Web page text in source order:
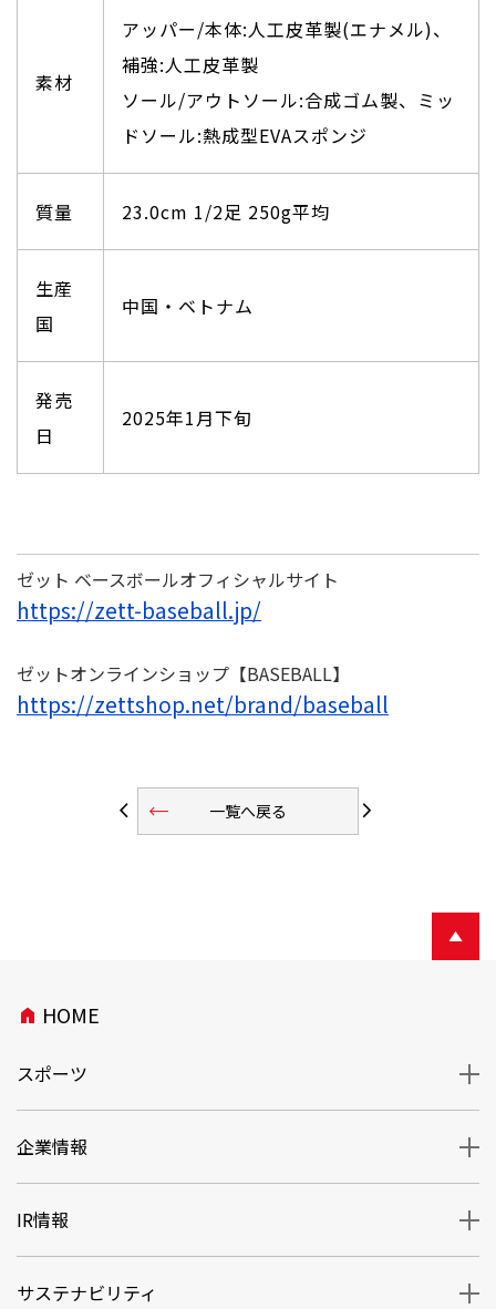
素材
アッパー/本体:人工皮革製(エナメル)、
補強:人工皮革製
ソール/アウトソール:合成ゴム製、ミッ
ドソール:熱成型EVAスポンジ
質量 23.0cm 1/2足 250g平均
生産
国
中国・ベトナム
発売
日
2025年1月下旬
ゼット ベースボールオフィシャルサイト
https://zett-baseball.jp/
ゼットオンラインショップ【BASEBALL】
https://zettshop.net/brand/baseball
arrow_back_ios 一覧へ戻る
trending_flat arrow_forward_ios
home HOME
スポーツ
企業情報
IR情報
サステナビリティ